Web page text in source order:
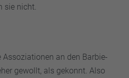
sie nicht.
an den Barbie-
gewollt, als gekonnt. Also